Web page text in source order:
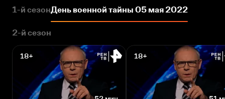
1-й сезонДень военной тайны 05 мая 2022
2-й сезон
18+ 18+